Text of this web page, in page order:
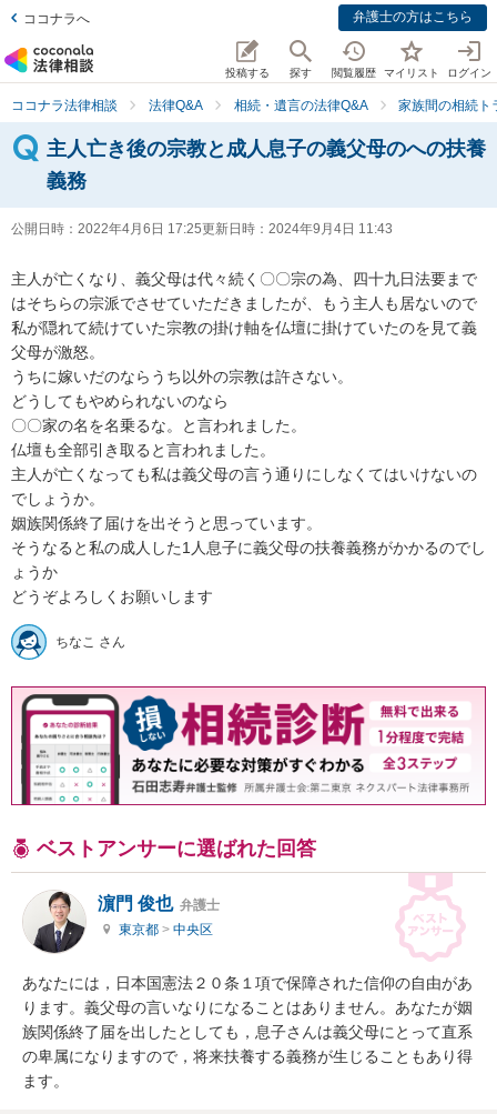
ココナラへ 弁護士の方はこちら
投稿する 探す 閲覧履歴 マイリスト ログイン
ココナラ法律相談 法律Q&A 相続・遺言の法律Q&A 家族間の相続ト
主人亡き後の宗教と成人息子の義父母のへの扶養
義務
公開日時： 2022年4月6日 17:25更新日時： 2024年9月4日 11:43
主人が亡くなり、義父母は代々続く〇〇宗の為、四十九日法要まで
はそちらの宗派でさせていただきましたが、もう主人も居ないので
私が隠れて続けていた宗教の掛け軸を仏壇に掛けていたのを見て義
父母が激怒。
うちに嫁いだのならうち以外の宗教は許さない。
どうしてもやめられないのなら
〇〇家の名を名乗るな。と言われました。
仏壇も全部引き取ると言われました。
主人が亡くなっても私は義父母の言う通りにしなくてはいけないの
でしょうか。
姻族関係終了届けを出そうと思っています。
そうなると私の成人した1人息子に義父母の扶養義務がかかるのでし
ょうか
どうぞよろしくお願いします
ちなこ さん
ベストアンサーに選ばれた回答
濵門 俊也 弁護士
東京都 > 中央区
あなたには，日本国憲法２０条１項で保障された信仰の自由があ
ります。義父母の言いなりになることはありません。あなたが姻
族関係終了届を出したとしても，息子さんは義父母にとって直系
の卑属になりますので，将来扶養する義務が生じることもあり得
ます。